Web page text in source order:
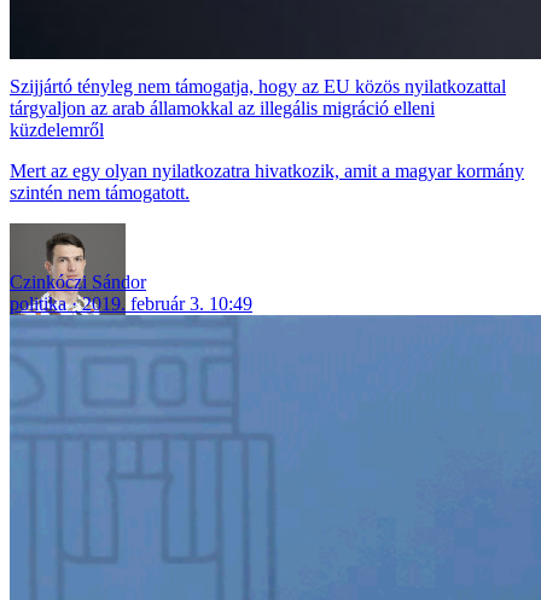
Szijjártó tényleg nem támogatja, hogy az EU közös nyilatkozattal
tárgyaljon az arab államokkal az illegális migráció elleni
küzdelemről
Mert az egy olyan nyilatkozatra hivatkozik, amit a magyar kormány
szintén nem támogatott.
Czinkóczi Sándor
politika
2019. február 3. 10:49